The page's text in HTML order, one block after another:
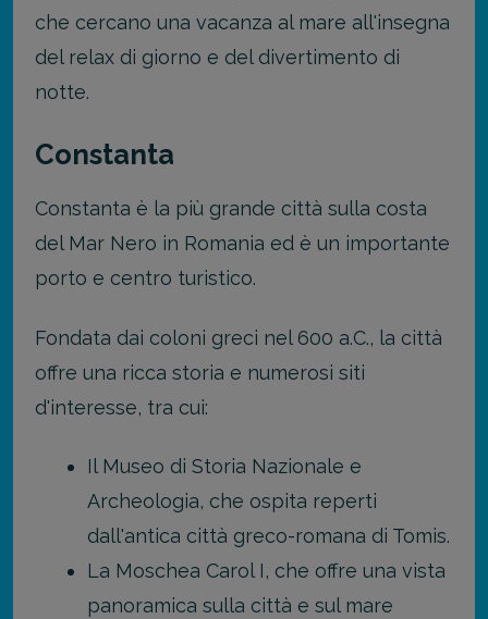
che cercano una vacanza al mare all'insegna
del relax di giorno e del divertimento di
notte.
Constanta
Constanta è la più grande città sulla costa
del Mar Nero in Romania ed è un importante
porto e centro turistico.
Fondata dai coloni greci nel 600 a.C., la città
offre una ricca storia e numerosi siti
d'interesse, tra cui:
Il Museo di Storia Nazionale e
Archeologia, che ospita reperti
dall'antica città greco-romana di Tomis.
La Moschea Carol I, che offre una vista
panoramica sulla città e sul mare